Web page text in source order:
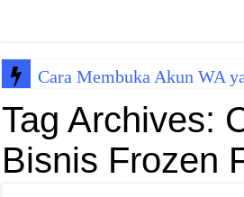
Cara Membuka Akun WA
Tag Archives:
Bisnis Frozen